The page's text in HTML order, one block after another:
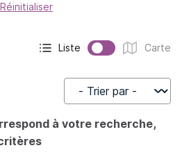
Réinitialiser
Affichage actif :
Liste
Affichage :
Carte
Trier par
à votre recherche,